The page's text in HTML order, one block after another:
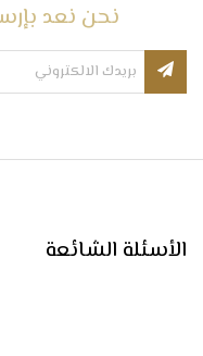
نحن نعد
الأسئلة الشائعة